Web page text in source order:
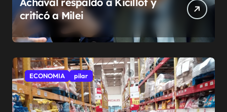
criticó a Milei
ECONOMIA pilar